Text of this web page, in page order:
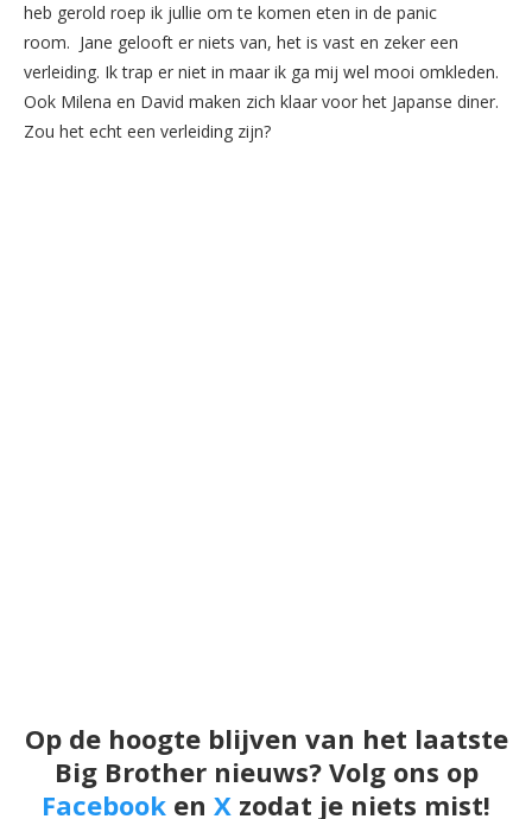
heb gerold roep ik jullie om te komen eten in de panic
room. Jane gelooft er niets van, het is vast en zeker een
verleiding. Ik trap er niet in maar ik ga mij wel mooi omkleden.
Ook Milena en David maken zich klaar voor het Japanse diner.
Zou het echt een verleiding zijn?
Op de hoogte blijven van het laatste
Big Brother nieuws? Volg ons op
Facebook en X zodat je niets mist!